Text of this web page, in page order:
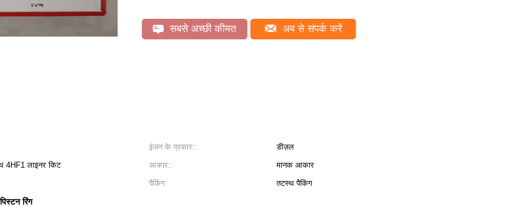
सबसे अच्छी कीमत अब से संपर्क करें
इंजन के प्रकार::
डीज़ल
4HF1 लाइनर किट आकार::
मानक आकार
पैकिंग:
तटस्थ पैकिंग
रिंग